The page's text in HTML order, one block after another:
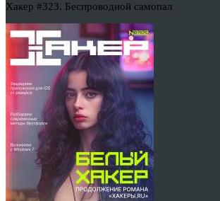
Хакер #323. Беспроводной самопал